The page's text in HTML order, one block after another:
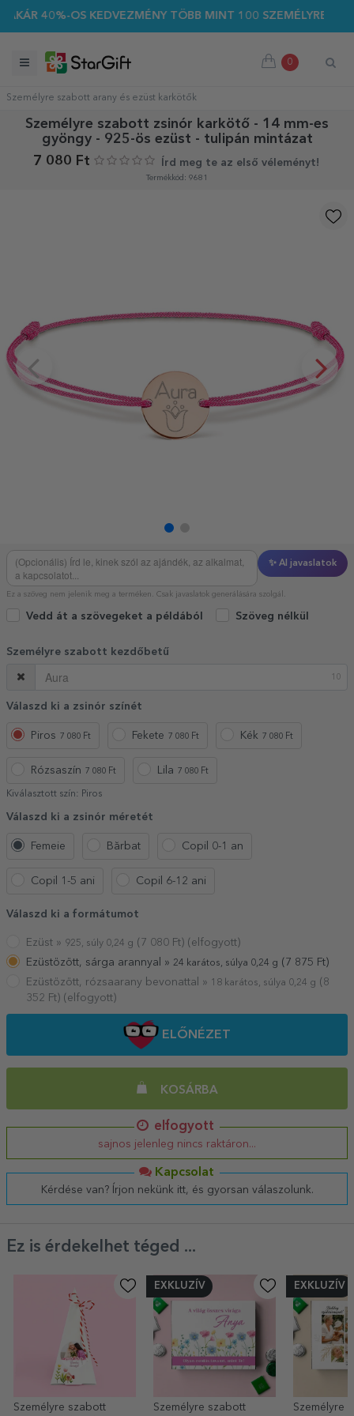
40%-OS KEDVEZMÉNY TÖBB MINT 100 SZEMÉLYRE SZABOTT
0
Személyre szabott arany és ezüst karkötők
Személyre szabott zsinór karkötő - 14 mm-es
gyöngy - 925-ös ezüst - tulipán mintázat
7 080 Ft
Írd meg te az első véleményt!
Termékkód: 9681
✨ AI javaslatok
Ez a szöveg nem jelenik meg a terméken. Csak javaslatok generálására szolgál.
Vedd át a szövegeket a példából Szöveg nélkül
Személyre szabott kezdőbetű
10
Válaszd ki a zsinór színét
Piros 7 080 Ft Fekete 7 080 Ft Kék 7 080 Ft
Rózsaszín 7 080 Ft Lila 7 080 Ft
Kiválasztott szín: Piros
Válaszd ki a zsinór méretét
Femeie Bărbat Copil 0-1 an
Copil 1-5 ani Copil 6-12 ani
Válaszd ki a formátumot
Ezüst » 925, súly 0,24 g ( 7 080 Ft) (elfogyott)
Ezüstözött, sárga arannyal » 24 karátos, súlya 0,24 g ( 7 875 Ft)
Ezüstözött, rózsaarany bevonattal » 18 karátos, súlya 0,24 g ( 8
352 Ft) (elfogyott)
ELŐNÉZET
KOSÁRBA
elfogyott
sajnos jelenleg nincs raktáron...
Kapcsolat
Kérdése van? Írjon nekünk itt, és gyorsan válaszolunk.
Ez is érdekelhet téged ...
Személyre szabott
EXKLUZÍV
Személyre szabott
EXKLUZÍV
Személyre